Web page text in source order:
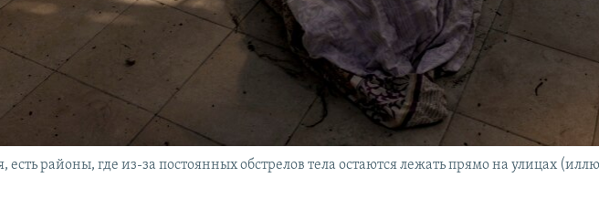
есть районы, где из-за постоянных обстрелов тела остаются лежать прямо на улицах